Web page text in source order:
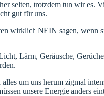
selten, trotzdem tun wir es.
gut für uns.
wirklich NEIN sagen, wenn
Lärm, Geräusche,
um uns herum zigmal
unsere Energie anders